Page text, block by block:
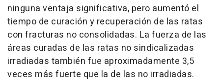
ninguna ventaja significativa, pero aumentó el
tiempo de curación y recuperación de las ratas
con fracturas no consolidadas. La fuerza de las
áreas curadas de las ratas no sindicalizadas
irradiadas también fue aproximadamente 3,5
veces más fuerte que la de las no irradiadas.